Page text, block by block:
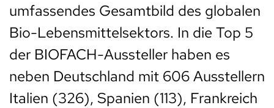
umfassendes Gesamtbild des globalen
Bio-Lebensmittelsektors. In die Top 5
der BIOFACH-Aussteller haben es
neben Deutschland mit 606 Ausstellern
Italien (326), Spanien (113), Frankreich